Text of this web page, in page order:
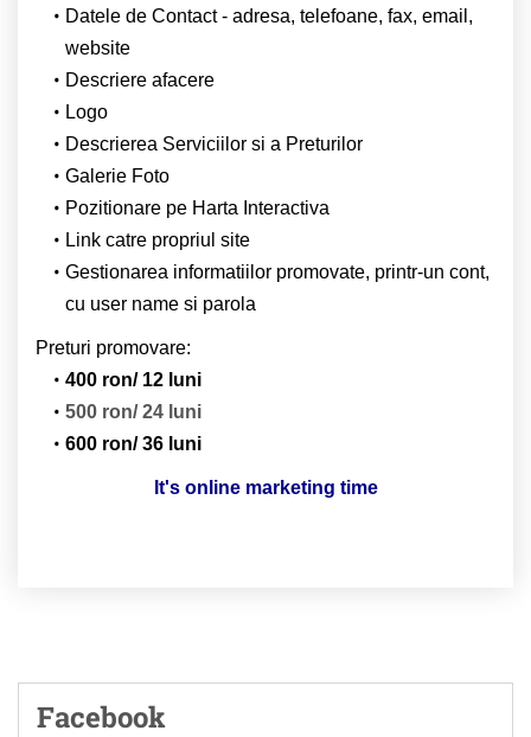
Datele de Contact - adresa, telefoane, fax, email,
website
Descriere afacere
Logo
Descrierea Serviciilor si a Preturilor
Galerie Foto
Pozitionare pe Harta Interactiva
Link catre propriul site
Gestionarea informatiilor promovate, printr-un cont,
cu user name si parola
Preturi promovare:
400 ron/ 12 luni
500 ron/ 24 luni
600 ron/ 36 luni
It's online marketing time
Facebook